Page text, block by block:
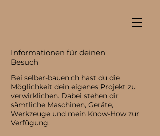
Informationen für deinen
Besuch
Bei selber-bauen.ch hast du die
Möglichkeit dein eigenes Projekt zu
verwirklichen. Dabei stehen dir
sämtliche Maschinen, Geräte,
Werkzeuge und mein Know-How zur
Verfügung.